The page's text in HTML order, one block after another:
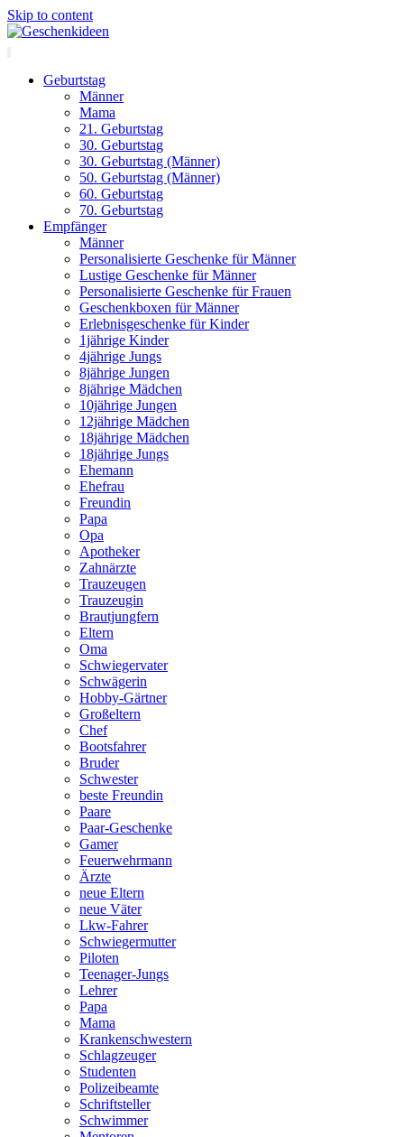
Skip to content
Geburtstag
Männer
Mama
21. Geburtstag
30. Geburtstag
30. Geburtstag (Männer)
50. Geburtstag (Männer)
60. Geburtstag
70. Geburtstag
Empfänger
Männer
Personalisierte Geschenke für Männer
Lustige Geschenke für Männer
Personalisierte Geschenke für Frauen
Geschenkboxen für Männer
Erlebnisgeschenke für Kinder
1jährige Kinder
4jährige Jungs
8jährige Jungen
8jährige Mädchen
10jährige Jungen
12jährige Mädchen
18jährige Mädchen
18jährige Jungs
Ehemann
Ehefrau
Freundin
Papa
Opa
Apotheker
Zahnärzte
Trauzeugen
Trauzeugin
Brautjungfern
Eltern
Oma
Schwiegervater
Schwägerin
Hobby-Gärtner
Großeltern
Chef
Bootsfahrer
Bruder
Schwester
beste Freundin
Paare
Paar-Geschenke
Gamer
Feuerwehrmann
Ärzte
neue Eltern
neue Väter
Lkw-Fahrer
Schwiegermutter
Piloten
Teenager-Jungs
Lehrer
Papa
Mama
Krankenschwestern
Schlagzeuger
Studenten
Polizeibeamte
Schriftsteller
Schwimmer